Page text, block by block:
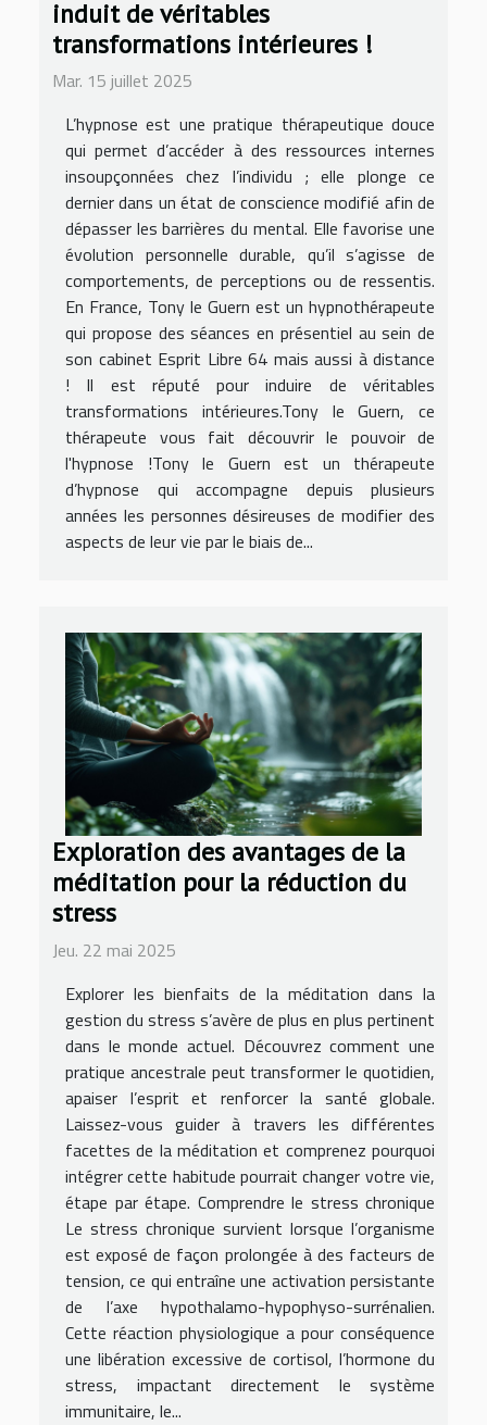
induit de véritables
transformations intérieures !
Mar. 15 juillet 2025
L’hypnose est une pratique thérapeutique douce
qui permet d’accéder à des ressources internes
insoupçonnées chez l’individu ; elle plonge ce
dernier dans un état de conscience modifié afin de
dépasser les barrières du mental. Elle favorise une
évolution personnelle durable, qu’il s’agisse de
comportements, de perceptions ou de ressentis.
En France, Tony le Guern est un hypnothérapeute
qui propose des séances en présentiel au sein de
son cabinet Esprit Libre 64 mais aussi à distance
! Il est réputé pour induire de véritables
transformations intérieures.Tony le Guern, ce
thérapeute vous fait découvrir le pouvoir de
l'hypnose !Tony le Guern est un thérapeute
d’hypnose qui accompagne depuis plusieurs
années les personnes désireuses de modifier des
aspects de leur vie par le biais de...
Exploration des avantages de la
méditation pour la réduction du
stress
Jeu. 22 mai 2025
Explorer les bienfaits de la méditation dans la
gestion du stress s’avère de plus en plus pertinent
dans le monde actuel. Découvrez comment une
pratique ancestrale peut transformer le quotidien,
apaiser l’esprit et renforcer la santé globale.
Laissez-vous guider à travers les différentes
facettes de la méditation et comprenez pourquoi
intégrer cette habitude pourrait changer votre vie,
étape par étape. Comprendre le stress chronique
Le stress chronique survient lorsque l’organisme
est exposé de façon prolongée à des facteurs de
tension, ce qui entraîne une activation persistante
de l’axe hypothalamo-hypophyso-surrénalien.
Cette réaction physiologique a pour conséquence
une libération excessive de cortisol, l’hormone du
stress, impactant directement le système
immunitaire, le...